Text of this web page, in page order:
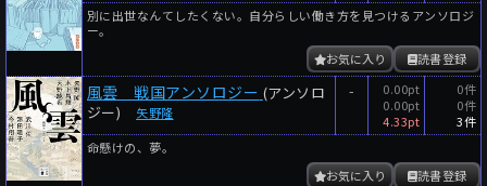
別に出世なんてしたくない。自分らしい働き方を見つけるアンソロジ
ー。
読書登録
お気に入り
風雲 戦国アンソロジー (アンソロ
ジー)
矢野隆
-
0.00pt
0.00pt
4.33pt
0件
0件
3件
命懸けの、夢。
読書登録
お気に入り